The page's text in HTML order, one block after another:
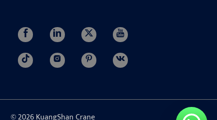
© 2026 KuangShan Crane